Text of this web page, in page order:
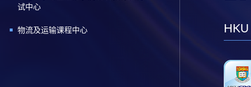
试中心
物流及运输课程中心 HKU